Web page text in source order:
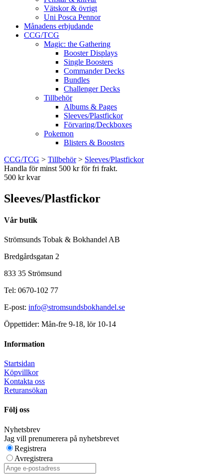
Vätskor & övrigt
Uni Posca Pennor
Månadens erbjudande
CCG/TCG
Magic: the Gathering
Booster Displays
Single Boosters
Commander Decks
Bundles
Challenger Decks
Tillbehör
Albums & Pages
Sleeves/Plastfickor
Förvaring/Deckboxes
Pokemon
Blisters & Boosters
CCG/TCG > Tillbehör> Sleeves/Plastfickor
Handla för minst 500 kr för fri frakt.
500 kr kvar
Sleeves/Plastfickor
Vår butik
Strömsunds Tobak & Bokhandel AB
Bredgårdsgatan 2
833 35 Strömsund
Tel: 0670-102 77
E-post: info@stromsundsbokhandel.se
Öppettider: Mån-fre 9-18, lör 10-14
Information
Startsidan
Köpvillkor
Kontakta oss
Returansökan
Följ oss
Nyhetsbrev
Jag vill prenumerera på nyhetsbrevet
Registrera
Avregistrera